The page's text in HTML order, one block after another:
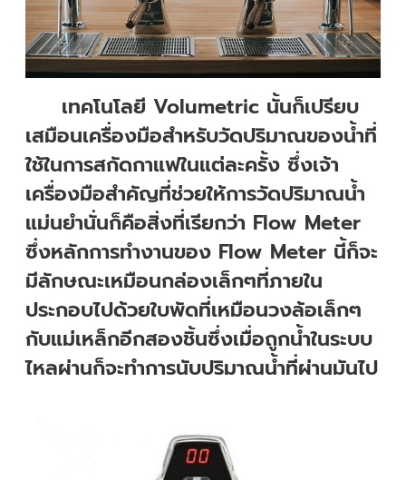
เทคโนโลยี Volumetric นั้นก็เปรียบ
เสมือนเครื่องมือสำหรับวัดปริมาณของน้ำที่
ใช้ในการสกัดกาแฟในแต่ละครั้ง ซึ่งเจ้า
เครื่องมือสำคัญที่ช่วยให้การวัดปริมาณน้ำ
แม่นยำนั่นก็คือสิ่งที่เรียกว่า Flow Meter
ซึ่งหลักการทำงานของ Flow Meter นี้ก็จะ
มีลักษณะเหมือนกล่องเล็กๆที่ภายใน
ประกอบไปด้วยใบพัดที่เหมือนวงล้อเล็กๆ
กับแม่เหล็กอีกสองชิ้นซึ่งเมื่อถูกน้ำในระบบ
ไหลผ่านก็จะทำการนับปริมาณน้ำที่ผ่านมันไป